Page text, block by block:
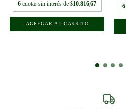
6 cuotas sin interés de $10.816,67 6